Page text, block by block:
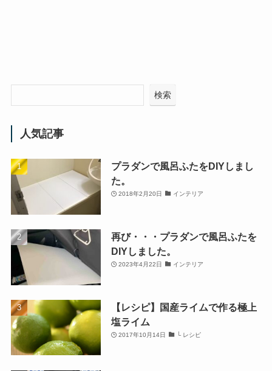
検索
人気記事
プラダンで風呂ふたをDIYしまし
た。
2018年2月20日 インテリア
再び・・・プラダンで風呂ふたを
DIYしました。
2023年4月22日 インテリア
【レシピ】国産ライムで作る極上
塩ライム
2017年10月14日 └ レシピ